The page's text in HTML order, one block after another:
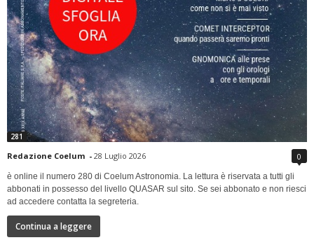
281
Redazione Coelum - 28 Luglio 2026 0
è online il numero 280 di Coelum Astronomia. La lettura è riservata a tutti gli
abbonati in possesso del livello QUASAR sul sito. Se sei abbonato e non riesci
ad accedere contatta la segreteria.
Continua a leggere